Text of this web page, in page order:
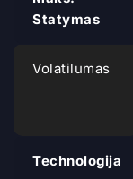
Statymas
Volatilumas
Technologija